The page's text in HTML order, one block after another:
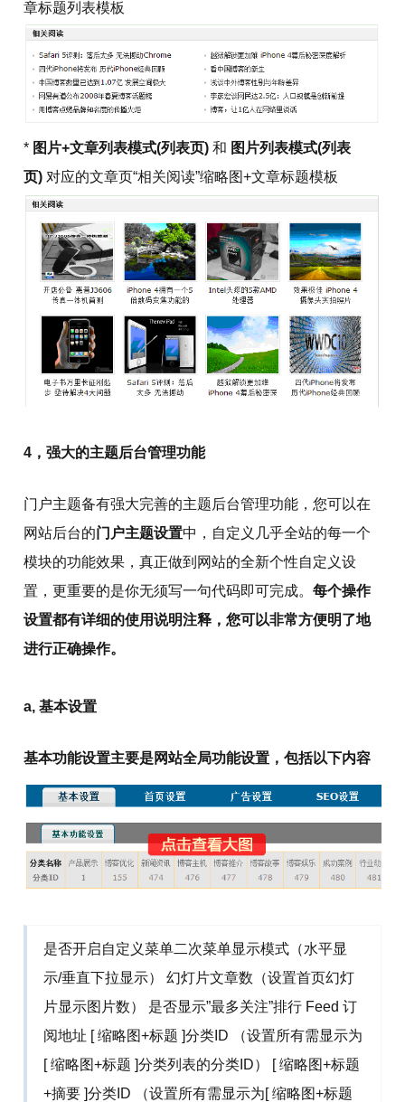
章标题列表模板
* 图片+文章列表模式(列表页) 和 图片列表模式(列表
页) 对应的文章页“相关阅读”缩略图+文章标题模板
4，强大的主题后台管理功能
门户主题备有强大完善的主题后台管理功能，您可以在
网站后台的门户主题设置中，自定义几乎全站的每一个
模块的功能效果，真正做到网站的全新个性自定义设
置，更重要的是你无须写一句代码即可完成。每个操作
设置都有详细的使用说明注释，您可以非常方便明了地
进行正确操作。
a, 基本设置
基本功能设置主要是网站全局功能设置，包括以下内容
是否开启自定义菜单二次菜单显示模式（水平显
示/垂直下拉显示） 幻灯片文章数（设置首页幻灯
片显示图片数） 是否显示”最多关注”排行 Feed 订
阅地址 [ 缩略图+标题 ]分类ID （设置所有需显示为
[ 缩略图+标题 ]分类列表的分类ID） [ 缩略图+标题
+摘要 ]分类ID （设置所有需显示为[ 缩略图+标题